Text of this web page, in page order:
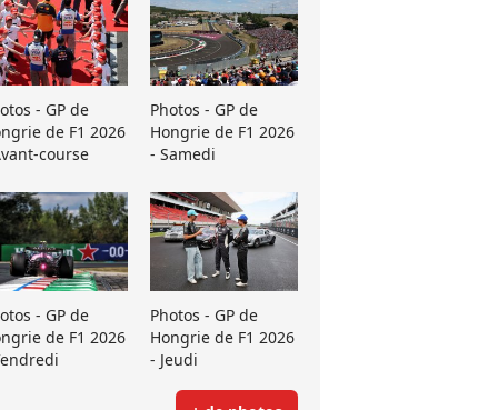
- GP de
de F1 2026
course
Photos - GP de
Hongrie de F1 2026
- Samedi
- GP de
de F1 2026
Photos - GP de
Hongrie de F1 2026
- Jeudi